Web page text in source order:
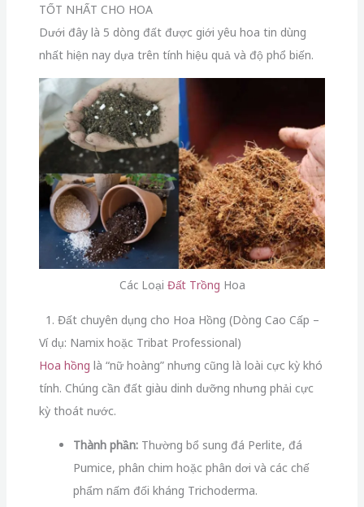
TỐT NHẤT CHO HOA
Dưới đây là 5 dòng đất được giới yêu hoa tin dùng
nhất hiện nay dựa trên tính hiệu quả và độ phổ biến.
Các Loại Đất Trồng Hoa
1. Đất chuyên dụng cho Hoa Hồng (Dòng Cao Cấp –
Ví dụ: Namix hoặc Tribat Professional)
Hoa hồng là “nữ hoàng” nhưng cũng là loài cực kỳ khó
tính. Chúng cần đất giàu dinh dưỡng nhưng phải cực
kỳ thoát nước.
Thành phần:Thường bổ sung đá Perlite, đá
Pumice, phân chim hoặc phân dơi và các chế
phẩm nấm đối kháng Trichoderma.